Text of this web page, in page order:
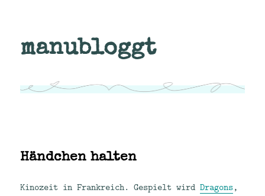
manubloggt
Händchen halten
Kinozeit in Frankreich. Gespielt wirdDragons,